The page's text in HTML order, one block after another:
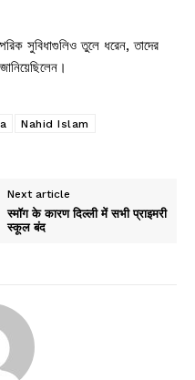
সুবিধাগুলিও তুলে ধরেন, তাদের
Nahid Islam
Next article
स्मॉग के कारण दिल्ली में सभी प्राइमरी
स्कूल बंद